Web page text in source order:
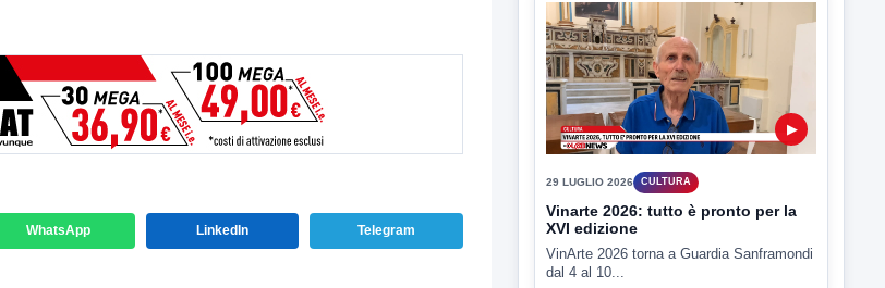
WhatsApp LinkedIn Telegram
29 LUGLIO 2026 CULTURA
Vinarte 2026: tutto è pronto per la
XVI edizione
VinArte 2026 torna a Guardia Sanframondi
dal 4 al 10...